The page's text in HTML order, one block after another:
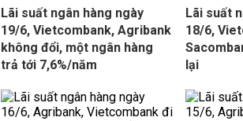
Lãi suất ngân hàng ngày
19/6, Vietcombank, Agribank
không đổi, một ngân hàng
trả tới 7,6%/năm
Lãi suất
18/6,
lại